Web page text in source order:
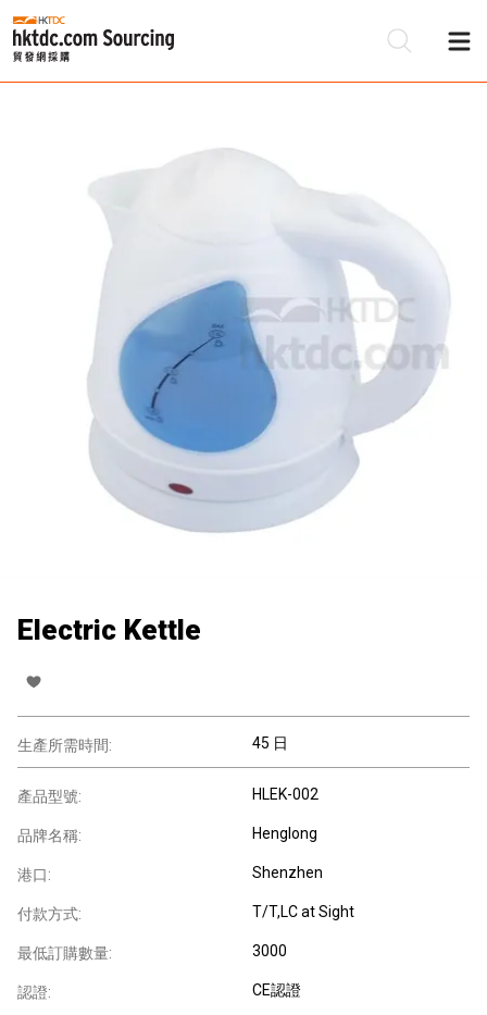
Electric Kettle
生產所需時間: 45 日
產品型號: HLEK-002
品牌名稱: Henglong
港口: Shenzhen
付款方式: T/T,LC at Sight
最低訂購數量: 3000
認證: CE認證